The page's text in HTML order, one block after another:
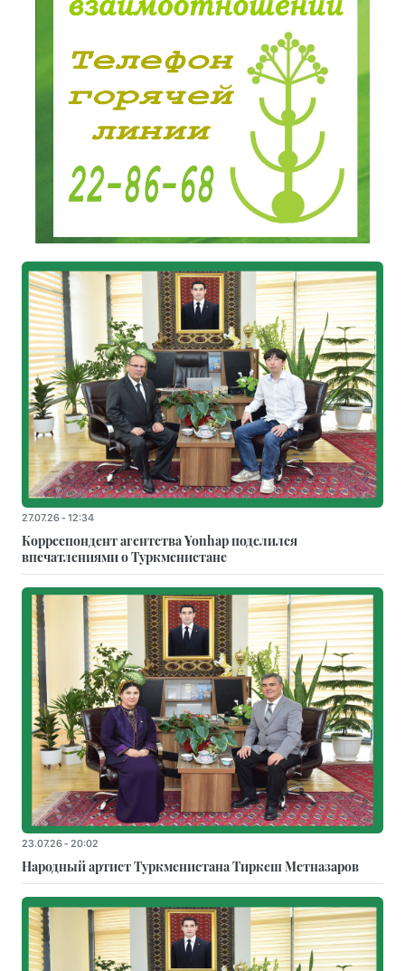
27.07.26 - 12:34
Корреспондент агентства Yonhap поделился
впечатлениями о Туркменистане
23.07.26 - 20:02
Народный артист Туркменистана Тиркеш Мeтназаров